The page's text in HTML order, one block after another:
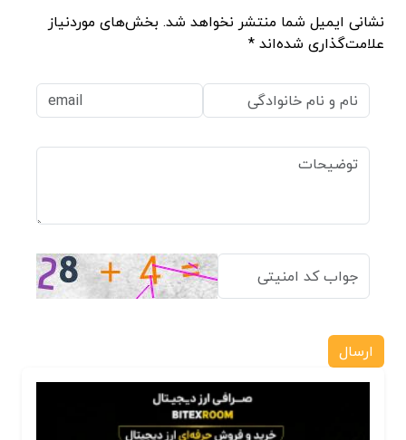
نشانی ایمیل شما منتشر نخواهد شد. بخش‌های موردنیاز
علامت‌گذاری شده‌اند *
ارسال